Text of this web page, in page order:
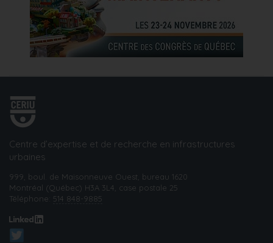
Centre d’expertise et de recherche en infrastructures
urbaines
999, boul. de Maisonneuve Ouest, bureau 1620
Montréal (Québec) H3A 3L4, case postale 25
Téléphone: 514 848-9885